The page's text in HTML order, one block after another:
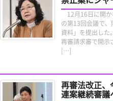
12月16日に開
の第13回会議で
資料」を提出した
再審請求審で開示
[…]
再審法改正
連案継続審議